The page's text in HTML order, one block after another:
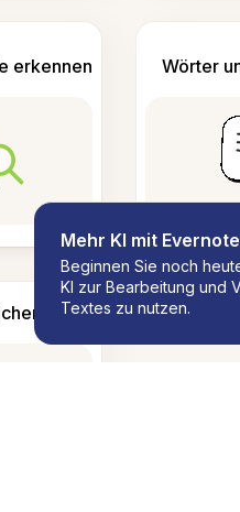
erkennen Wörter
Mehr KI mit
Beginnen Sie noch
KI zur Bearbeitung und
Textes zu nutzen.